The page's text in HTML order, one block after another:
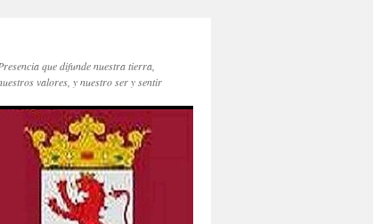
que difunde nuestra tierra,
valores, y nuestro ser y sentir